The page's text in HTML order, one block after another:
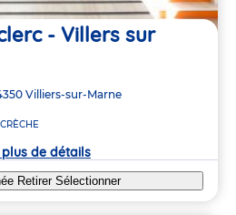
- Villers sur
Villiers-sur-Marne
de détails
Retirer Sélectionner